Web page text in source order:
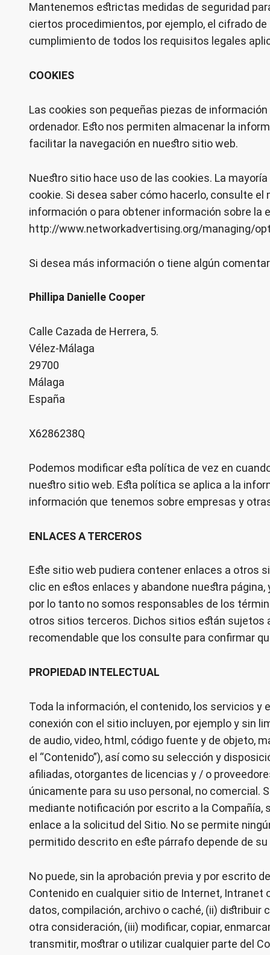
Mantenemos estrictas medidas de seguridad
ciertos procedimientos, por ejemplo, el cifrado
cumplimiento de todos los requisitos legales
COOKIES
Las cookies son pequeñas piezas de
ordenador. Esto nos permiten almacenar la
facilitar la navegación en nuestro sitio web.
Nuestro sitio hace uso de las cookies. La
cookie. Si desea saber cómo hacerlo, consulte
información o para obtener información sobre la
http://www.networkadvertising.org/managing/
Si desea más información o tiene algún
Phillipa Danielle Cooper
Calle Cazada de Herrera, 5.
Vélez-Málaga
29700
Málaga
España
X6286238Q
Podemos modificar esta política de vez en
nuestro sitio web. Esta política se aplica a la
información que tenemos sobre empresas y
ENLACES A TERCEROS
Este sitio web pudiera contener enlaces a otros
clic en estos enlaces y abandone nuestra
por lo tanto no somos responsables de los
otros sitios terceros. Dichos sitios están sujetos
recomendable que los consulte para confirmar
PROPIEDAD INTELECTUAL
Toda la información, el contenido, los servicios
conexión con el sitio incluyen, por ejemplo y sin
de audio, video, html, código fuente y de objeto,
el “Contenido”), así como su selección y
afiliadas, otorgantes de licencias y / o
únicamente para su uso personal, no comercial.
mediante notificación por escrito a la
enlace a la solicitud del Sitio. No se permite
permitido descrito en este párrafo depende de
No puede, sin la aprobación previa y por escrito
Contenido en cualquier sitio de Internet, Intranet
datos, compilación, archivo o caché, (ii) distribuir
otra consideración, (iii) modificar, copiar,
transmitir, mostrar o utilizar cualquier parte del